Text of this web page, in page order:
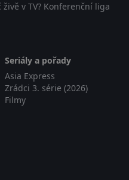
v TV? Konferenční liga
Seriály a pořady
Asia Express
Zrádci 3. série (2026)
Filmy